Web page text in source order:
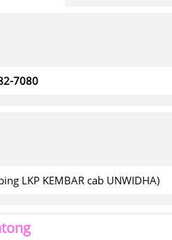
7080
LKP KEMBAR cab UNWIDHA)